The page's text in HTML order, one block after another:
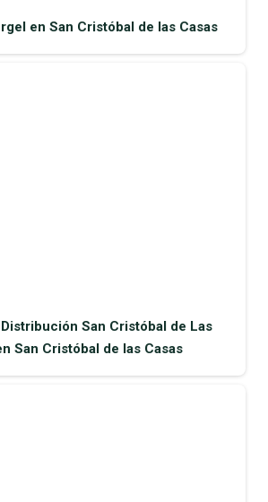
en San Cristóbal de las Casas
San Cristóbal de Las
San Cristóbal de las Casas